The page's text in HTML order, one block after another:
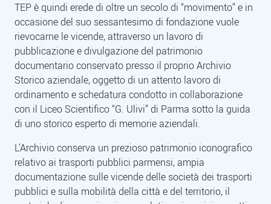
TEP è quindi erede di oltre un secolo di “movimento” e in
occasione del suo sessantesimo di fondazione vuole
rievocarne le vicende, attraverso un lavoro di
pubblicazione e divulgazione del patrimonio
documentario conservato presso il proprio Archivio
Storico aziendale, oggetto di un attento lavoro di
ordinamento e schedatura condotto in collaborazione
con il Liceo Scientifico “G. Ulivi” di Parma sotto la guida
di uno storico esperto di memorie aziendali.
L’Archivio conserva un prezioso patrimonio iconografico
relativo ai trasporti pubblici parmensi, ampia
documentazione sulle vicende delle società dei trasporti
pubblici e sulla mobilità della città e del territorio, il